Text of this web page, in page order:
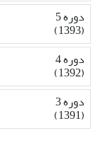
دوره 5
(1393)
دوره 4
(1392)
دوره 3
(1391)